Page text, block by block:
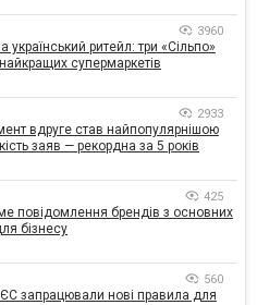
3960
ритейл: три «Сільпо»
супермаркетів
2933
вдруге став найпопулярнішою
заяв — рекордна за 5 років
425
повідомлення брендів з основних
бізнесу
560
запрацювали нові правила для